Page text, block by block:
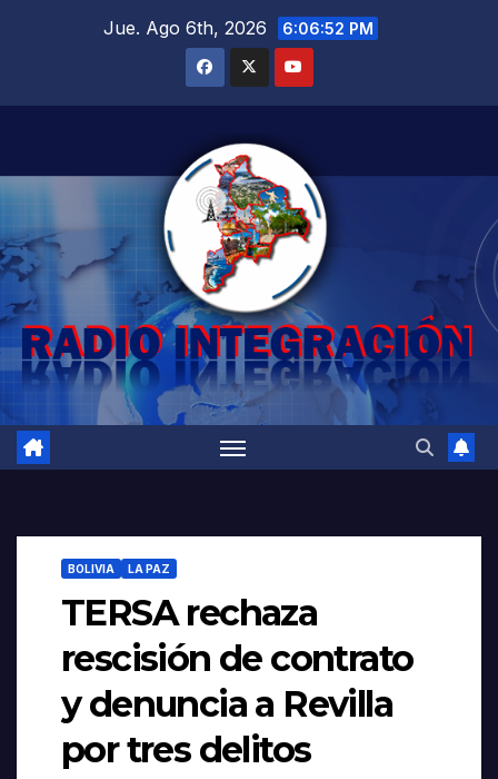
Jue. Ago 6th, 2026 6:06:53 PM
BOLIVIA LA PAZ
TERSA rechaza
rescisión de contrato
y denuncia a Revilla
por tres delitos